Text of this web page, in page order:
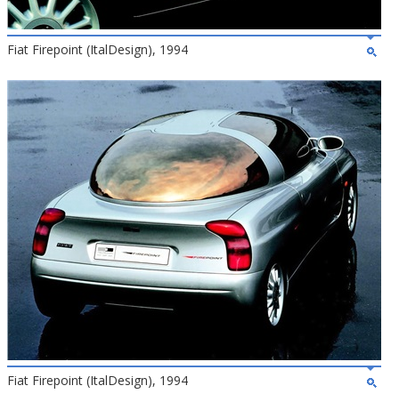
Fiat Firepoint (ItalDesign), 1994
Fiat Firepoint (ItalDesign), 1994